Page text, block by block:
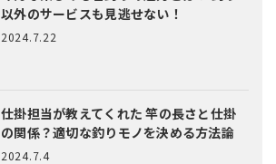
以外のサービスも見逃せない！
2024.7.22
仕掛担当が教えてくれた竿の長さと仕掛
の関係？適切な釣りモノを決める方法論
2024.7.4